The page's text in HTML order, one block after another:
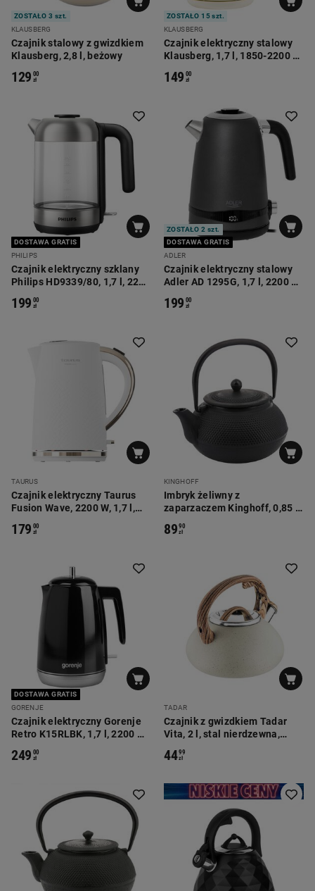
ZOSTAŁO 3 szt.
KLAUSBERG
Czajnik stalowy z gwizdkiem
Klausberg, 2,8 l, beżowy
129 00
zł
ZOSTAŁO 15 szt.
KLAUSBERG
Czajnik elektryczny stalowy
Klausberg, 1,7 l, 1850-2200 W,
149 00
zł
DOSTAWA GRATIS
PHILIPS
Czajnik elektryczny szklany
Philips HD9339/80, 1,7 l, 2200
199 00
zł
ZOSTAŁO 2 szt.
DOSTAWA GRATIS
ADLER
Czajnik elektryczny stalowy
Adler AD 1295G, 1,7 l, 2200 W,
199 00
zł
TAURUS
Czajnik elektryczny Taurus
Fusion Wave, 2200 W, 1,7 l,
179 00
zł
KINGHOFF
Imbryk żeliwny z
zaparzaczem Kinghoff, 0,85 l,
8990
zł
DOSTAWA GRATIS
GORENJE
Czajnik elektryczny Gorenje
Retro K15RLBK, 1,7 l, 2200 W,
249 00
zł
TADAR
Czajnik z gwizdkiem Tadar
Vita, 2 l, stal nierdzewna,
4499
zł